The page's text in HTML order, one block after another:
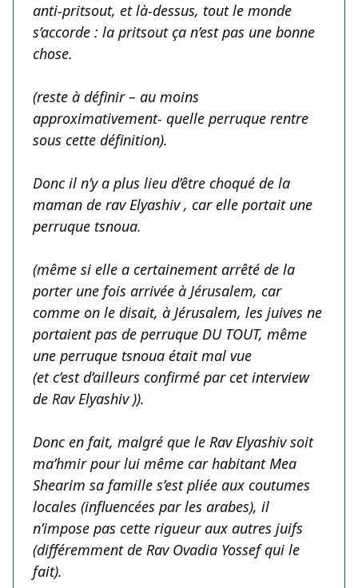
anti-pritsout, et là-dessus, tout le monde
s’accorde : la pritsout ça n’est pas une bonne
chose.
(reste à définir – au moins
approximativement- quelle perruque rentre
sous cette définition).
Donc il n’y a plus lieu d’être choqué de la
maman de rav Elyashiv , car elle portait une
perruque tsnoua.
(même si elle a certainement arrêté de la
porter une fois arrivée à Jérusalem, car
comme on le disait, à Jérusalem, les juives ne
portaient pas de perruque DU TOUT, même
une perruque tsnoua était mal vue
(et c’est d’ailleurs confirmé par cet interview
de Rav Elyashiv )).
Donc en fait, malgré que le Rav Elyashiv soit
ma’hmir pour lui même car habitant Mea
Shearim sa famille s’est pliée aux coutumes
locales (influencées par les arabes), il
n’impose pas cette rigueur aux autres juifs
(différemment de Rav Ovadia Yossef qui le
fait).